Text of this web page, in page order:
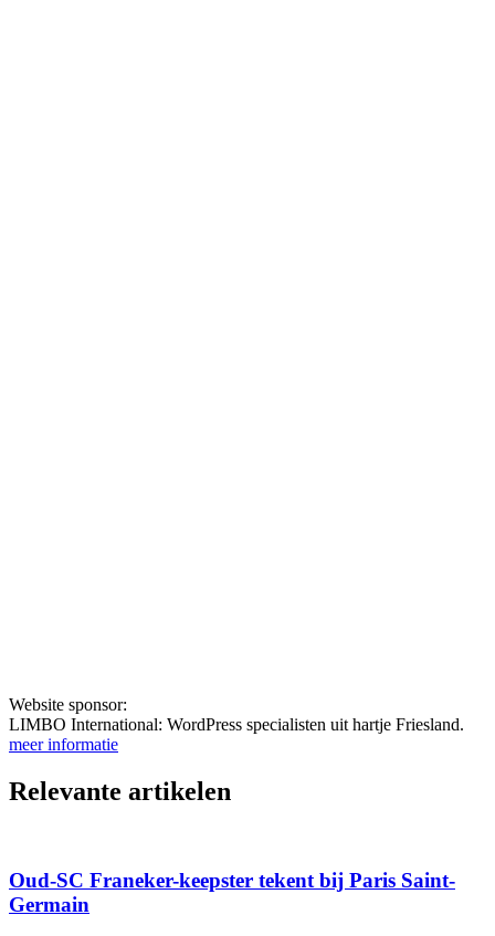
Website sponsor:
LIMBO International: WordPress specialisten uit hartje Friesland.
meer informatie
Relevante artikelen
Oud-SC Franeker-keepster tekent bij Paris Saint-
Germain